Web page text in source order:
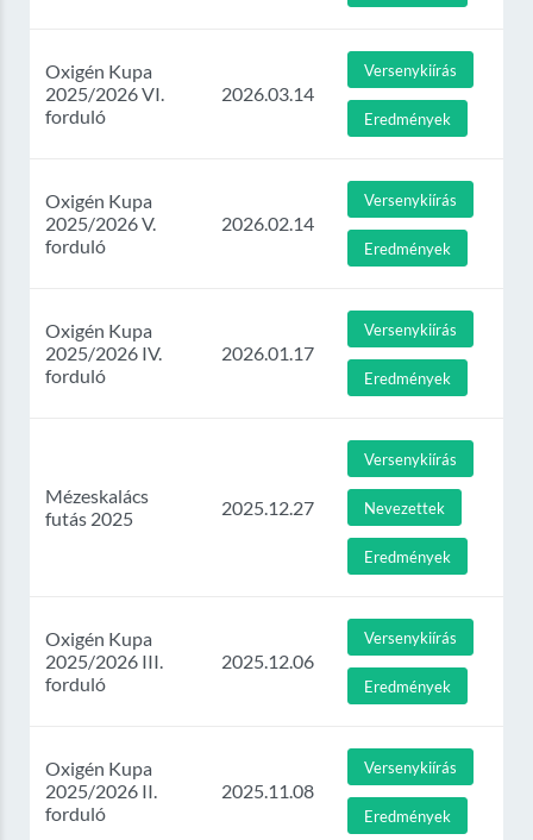
Oxigén Kupa
2025/2026 VI.
forduló
2026.03.14
Versenykiírás
Eredmények
Oxigén Kupa
2025/2026 V.
forduló
2026.02.14
Versenykiírás
Eredmények
Oxigén Kupa
2025/2026 IV.
forduló
2026.01.17
Versenykiírás
Eredmények
Mézeskalács
futás 2025
2025.12.27
Versenykiírás
Nevezettek
Eredmények
Oxigén Kupa
2025/2026 III.
forduló
2025.12.06
Versenykiírás
Eredmények
Oxigén Kupa
2025/2026 II.
forduló
2025.11.08
Versenykiírás
Eredmények